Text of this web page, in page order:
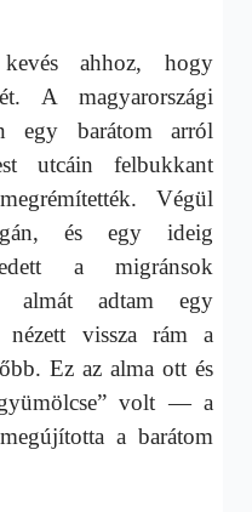
kevés ahhoz, hogy
A magyarországi
egy barátom arról
utcáin felbukkant
Végül
és egy ideig
a migránsok
almát adtam egy
nézett vissza rám a
Ez az alma ott és
volt — a
a barátom